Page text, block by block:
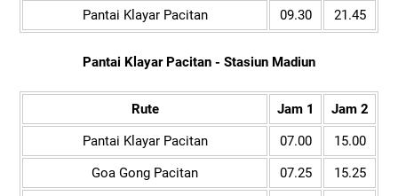
Pantai Klayar Pacitan 09.30 21.45
Pantai Klayar Pacitan - Stasiun Madiun
Rute Jam 1
Jam 2
Pantai Klayar Pacitan
07.00
15.00
Goa Gong Pacitan
07.25
15.25